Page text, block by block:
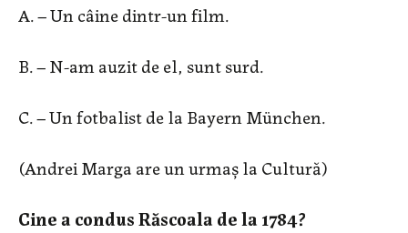
A. – Un câine dintr-un film.
B. – N-am auzit de el, sunt surd.
C. – Un fotbalist de la Bayern München.
(Andrei Marga are un urmaș la Cultură)
Cine a condus Răscoala de la 1784?